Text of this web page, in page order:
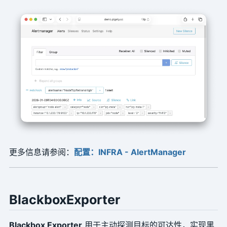
更多信息请参阅： 配置：INFRA - AlertManager
BlackboxExporter